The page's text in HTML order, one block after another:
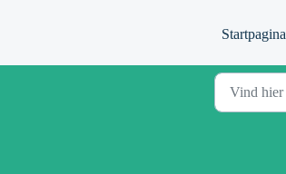
Startpagina